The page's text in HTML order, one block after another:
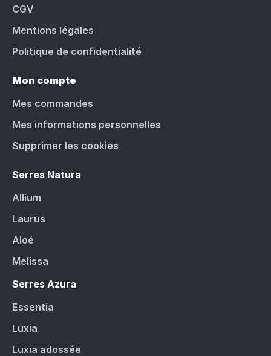
CGV
Mentions légales
Politique de confidentialité
Mon compte
Mes commandes
Mes informations personnelles
Supprimer les cookies
Serres Natura
Allium
Laurus
Aloé
Melissa
Serres Azura
Essentia
Luxia
Luxia adossée